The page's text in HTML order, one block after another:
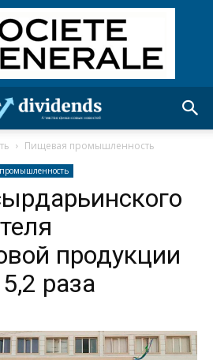
Пищевая промышленность
продукции
раза